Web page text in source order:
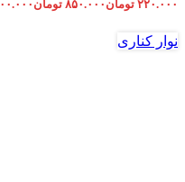
دیسکی لنت
۲۲۰.۰۰۰ تومان
5
۸۵۰.۰۰۰ تومان
نوار کناری